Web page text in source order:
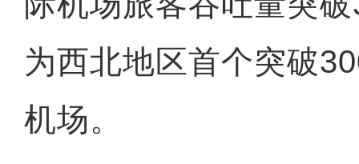
为西北地区首个突破
机场。